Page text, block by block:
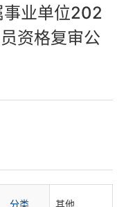
事业单位202
资格复审公
分类 其他